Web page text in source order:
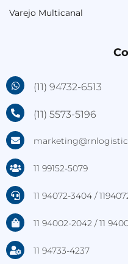
Varejo Multicanal
(11) 94732-6513
(11) 5573-5196
11 99152-5079
11 94072-3404 /
11 94002-2042 / 11
11 94733-4237